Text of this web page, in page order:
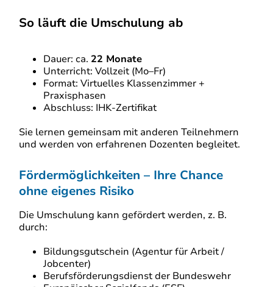
So läuft die Umschulung ab
Dauer: ca. 22 Monate
Unterricht: Vollzeit (Mo–Fr)
Format: Virtuelles Klassenzimmer +
Praxisphasen
Abschluss: IHK-Zertifikat
Sie lernen gemeinsam mit anderen Teilnehmern
und werden von erfahrenen Dozenten begleitet.
Fördermöglichkeiten – Ihre Chance
ohne eigenes Risiko
Die Umschulung kann gefördert werden, z. B.
durch:
Bildungsgutschein (Agentur für Arbeit /
Jobcenter)
Berufsförderungsdienst der Bundeswehr